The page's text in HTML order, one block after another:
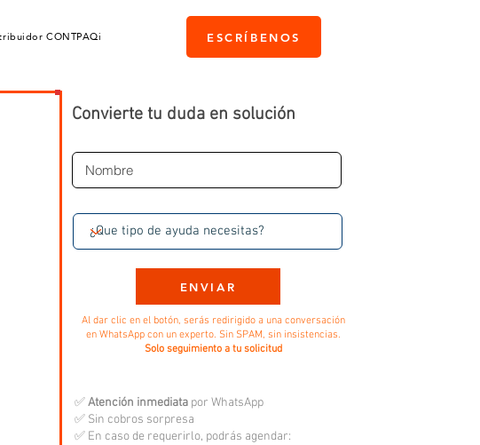
CONTPAQi ESCRÍBENOS
Convierte tu duda en solución
ENVIAR
Al dar clic en el botón, serás redirigido a una conversación
en WhatsApp con un experto. Sin SPAM, sin insistencias.
Solo seguimiento a tu solicitud
✅Atención inmediata por WhatsApp
✅ Sin cobros sorpresa
✅ En caso de requerirlo, podrás agendar: